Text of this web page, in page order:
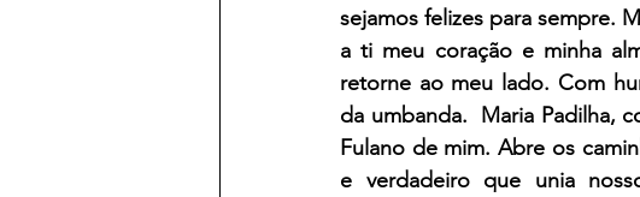
sejamos felizes para sempre.
a ti meu coração e minha
retorne ao meu lado. Com
da umbanda.  Maria Padilha,
Fulano de mim. Abre os
e verdadeiro que unia